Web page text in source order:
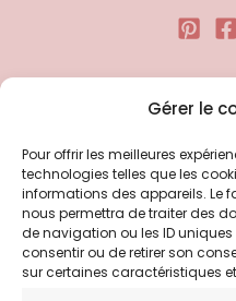
Gérer le
Pour offrir les meilleures
technologies telles que les
informations des appareils. Le
nous permettra de traiter des
de navigation ou les ID uniques
consentir ou de retirer son
sur certaines caractéristiques
Politique
Politique
Politique de
Conditions